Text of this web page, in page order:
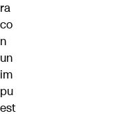
ra
co
n
un
im
pu
est